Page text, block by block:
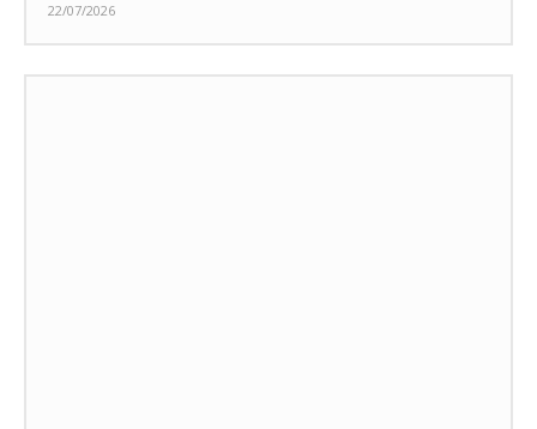
22/07/2026